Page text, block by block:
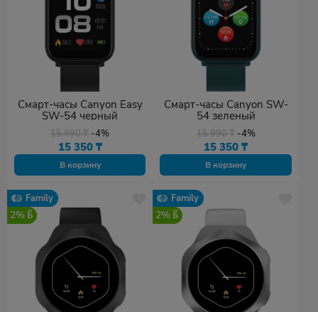
Смарт-часы Canyon Easy
SW-54 черный
15 990₸ -4%
15 350 ₸
В корзину
Смарт-часы Canyon SW-
54 зеленый
15 990₸ -4%
15 350₸
В корзину
Family
2%
Family
2%